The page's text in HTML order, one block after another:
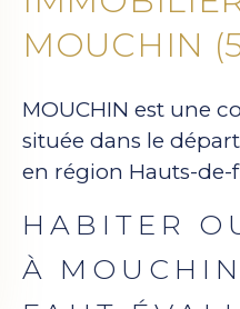
MOUCHIN
MOUCHIN est une
située dans le
en région Hauts-de-
HABITER
À